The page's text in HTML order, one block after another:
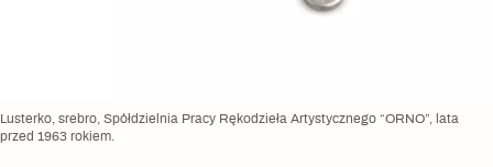
Lusterko, srebro, Spółdzielnia Pracy Rękodzieła Artystycznego “ORNO”, lata
przed 1963 rokiem.